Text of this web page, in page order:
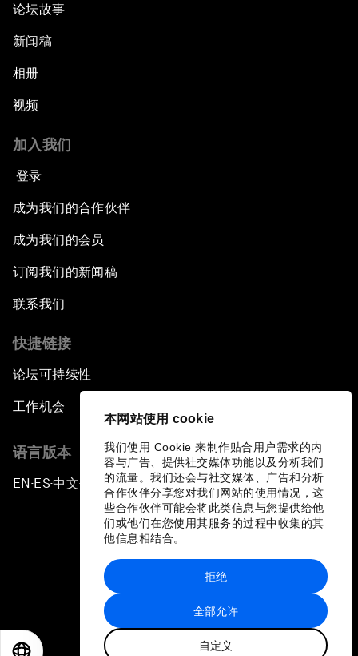
本网站使用 cookie
我们使用 Cookie 来制作贴合用户需求的内
容与广告、提供社交媒体功能以及分析我们
的流量。我们还会与社交媒体、广告和分析
合作伙伴分享您对我们网站的使用情况，这
些合作伙伴可能会将此类信息与您提供给他
们或他们在您使用其服务的过程中收集的其
他信息相结合。
全部允许
自定义
拒绝
论坛故事
新闻稿
相册
视频
加入我们
登录
成为我们的合作伙伴
成为我们的会员
订阅我们的新闻稿
联系我们
快捷链接
论坛可持续性
工作机会
语言版本
EN ▪ES▪中文▪ 日本語
站点地图
世界经济论坛